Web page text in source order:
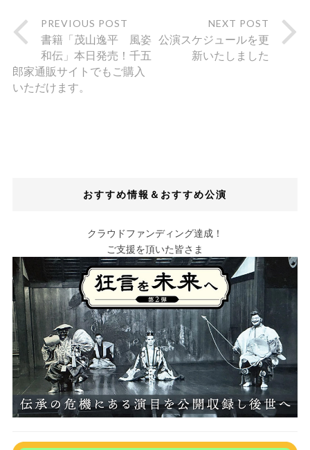
PREVIOUS POST
書籍「茂山逸平 風姿
和伝」本日発売！千五
郎家通販サイトでもご購入
いただけます。
NEXT POST
公演スケジュールを更
新いたしました
おすすめ情報＆おすすめ公演
クラウドファンディング達成！
ご支援を頂いた皆さま